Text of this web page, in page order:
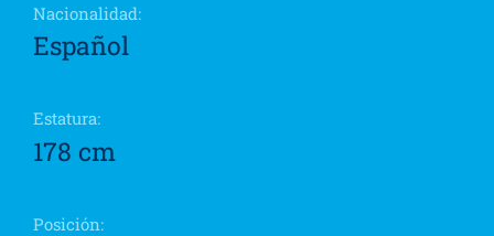
Nacionalidad:
Español
Estatura:
178 cm
Posición: